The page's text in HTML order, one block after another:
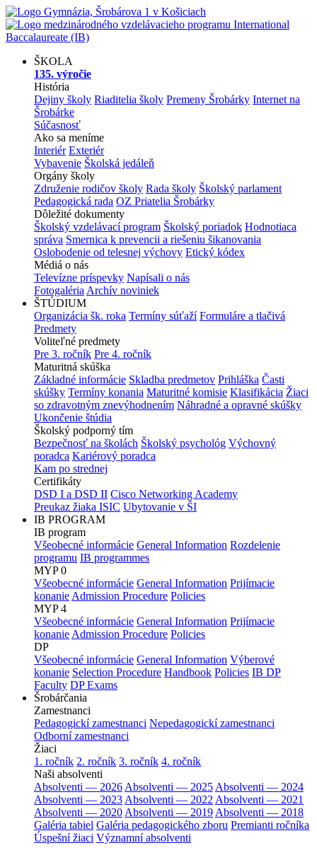
ŠKOLA
135. výročie
História
Dejiny školy Riaditelia školy Premeny Šrobárky Internet na
Šrobárke
Súčasnosť
Ako sa meníme
Interiér Exteriér
Vybavenie Školská jedáleň
Orgány školy
Združenie rodičov školy Rada školy Školský parlament
Pedagogická rada OZ Priatelia Šrobárky
Dôležité dokumenty
Školský vzdelávací program Školský poriadok Hodnotiaca
správa Smernica k prevencii a riešeniu šikanovania
Oslobodenie od telesnej výchovy Etický kódex
Médiá o nás
Televízne príspevky Napísali o nás
Fotogaléria Archív noviniek
ŠTÚDIUM
Organizácia šk. roka Termíny súťaží Formuláre a tlačivá
Predmety
Voliteľné predmety
Pre 3. ročník Pre 4. ročník
Maturitná skúška
Základné informácie Skladba predmetov Prihláška Časti
skúšky Termíny konania Maturitné komisie Klasifikácia Žiaci
so zdravotným znevýhodnením Náhradné a opravné skúšky
Ukončenie štúdia
Školský podporný tím
Bezpečnosť na školách Školský psychológ Výchovný
poradca Kariérový poradca
Kam po strednej
Certifikáty
DSD I a DSD II Cisco Networking Academy
Preukaz žiaka ISIC Ubytovanie v ŠI
IB PROGRAM
IB program
Všeobecné informácie General Information Rozdelenie
programu IB programmes
MYP 0
Všeobecné informácie General Information Prijímacie
konanie Admission Procedure Policies
MYP 4
Všeobecné informácie General Information Prijímacie
konanie Admission Procedure Policies
DP
Všeobecné informácie General Information Výberové
konanie Selection Procedure Handbook Policies IB DP
Faculty DP Exams
Šrobárčania
Zamestnanci
Pedagogickí zamestnanci Nepedagogickí zamestnanci
Odborní zamestnanci
Žiaci
1. ročník 2. ročník 3. ročník 4. ročník
Naši absolventi
Absolventi — 2026 Absolventi — 2025 Absolventi — 2024
Absolventi — 2023 Absolventi — 2022 Absolventi — 2021
Absolventi — 2020 Absolventi — 2019 Absolventi — 2018
Galéria tabiel Galéria pedagogického zboru Premianti ročníka
Úspešní žiaci Významní absolventi